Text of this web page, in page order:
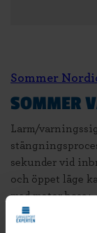
Sommer
SOMMER
Larm/
sekunder vid
och öppet läge
med motor
Läs mer